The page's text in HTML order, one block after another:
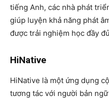
tiếng Anh, các nhà phát
giúp luyện khả năng phát
được trải nghiệm học đầy
HiNative
HiNative là một ứng dụng
tương tác với người bản